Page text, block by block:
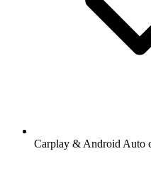
Carplay & Android Auto